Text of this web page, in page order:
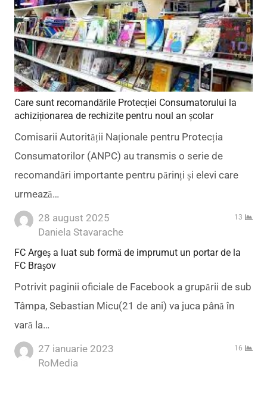
Care sunt recomandările Protecției Consumatorului la
achiziționarea de rechizite pentru noul an școlar
Comisarii Autorității Naționale pentru Protecția
Consumatorilor (ANPC) au transmis o serie de
recomandări importante pentru părinți și elevi care
urmează…
28 august 2025
Author
Daniela Stavarache
13
FC Argeş a luat sub formă de imprumut un portar de la
FC Braşov
Potrivit paginii oficiale de Facebook a grupării de sub
Tâmpa, Sebastian Micu(21 de ani) va juca până în
vară la…
27 ianuarie 2023
Author
RoMedia
16